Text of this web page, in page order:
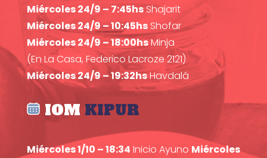
Miércoles 24/9 – 7:45hsShajarit
Miércoles 24/9 – 10:45hsShofar
Miércoles 24/9 – 18:00hsMinja
(En La Casa, Federico Lacroze 2121)
Miércoles 24/9 – 19:32hsHavdalá
IOM KIPUR
Miércoles 1/10 – 18:34 Inicio Ayuno Miércoles